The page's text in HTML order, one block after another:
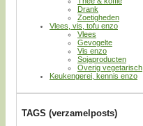
Drank
Zoetigheden
Vlees, vis, tofu enzo
Vlees
Gevogelte
Vis enzo
Sojaproducten
Overig vegetarisch
Keukengerei, kennis enzo
TAGS (verzamelposts)